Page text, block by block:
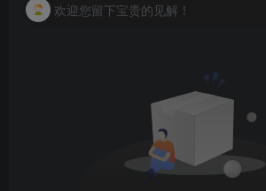
欢迎您留下宝贵的见解！